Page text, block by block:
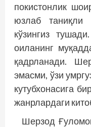
покистонлик
юзлаб таниқли
кўзингиз
оиланинг
қадрланади.
эмасми, ўзи
кутубхонасига
жанрлардаги
Шерзод